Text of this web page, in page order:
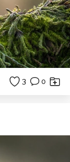
3 0